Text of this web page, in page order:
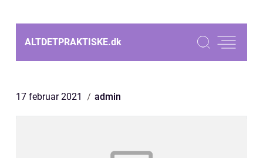
ALTDETPRAKTISKE.dk
17 februar 2021 admin